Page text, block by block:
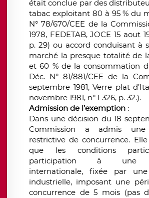
était conclue par des
tabac exploitant 80 à 95 % du
N° 78/670/CEE de la
1978, FEDETAB, JOCE 15 aout
p. 29) ou accord conduisant à
marché la presque totalité de
et 60 % de la consommation
Déc. N° 81/881/CEE de la
septembre 1981, Verre plat
novembre 1981, n° L326, p. 32.).
Admission de l’exemption :
Dans une décision du 18
Commission a admis une
restrictive de concurrence.
que les conditions
participation à une
internationale, fixée par une
industrielle, imposant une
concurrence de 5 mois (pas